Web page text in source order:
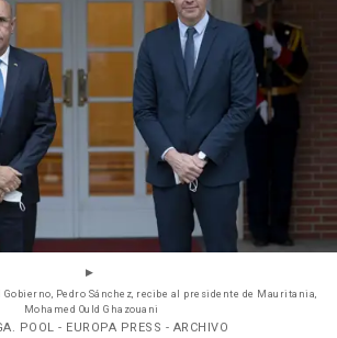
Pedro Sánchez, recibe al presidente de Mauritania,
Mohamed Ould Ghazouani
POOL - EUROPA PRESS - ARCHIVO